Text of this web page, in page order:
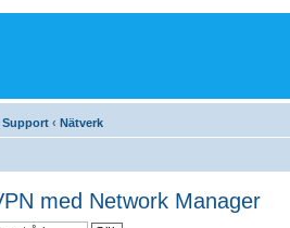
‹ Nätverk
med Network Manager